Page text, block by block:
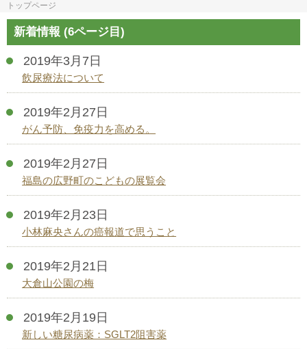
トップページ
新着情報 (6ページ目)
2019年3月7日
飲尿療法について
2019年2月27日
がん予防、免疫力を高める。
2019年2月27日
福島の広野町のこどもの展覧会
2019年2月23日
小林麻央さんの癌報道で思うこと
2019年2月21日
大倉山公園の梅
2019年2月19日
新しい糖尿病薬：SGLT2阻害薬